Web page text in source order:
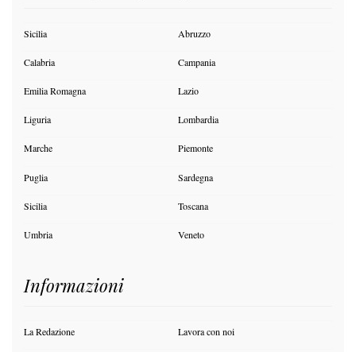
Sicilia Abruzzo
Calabria Campania
Emilia Romagna Lazio
Liguria Lombardia
Marche Piemonte
Puglia Sardegna
Sicilia Toscana
Umbria Veneto
Informazioni
La Redazione Lavora con noi